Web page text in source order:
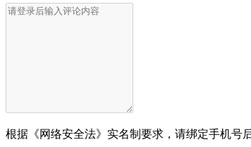
根据《网络安全法》实名制要求，请绑定手机号